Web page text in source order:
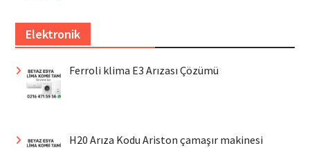
Elektronik
Ferroli klima E3 Arızası Çözümü
H20 Arıza Kodu Ariston çamaşır makinesi